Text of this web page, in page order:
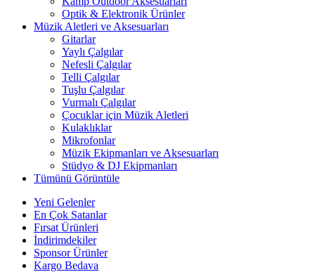
Optik & Elektronik Ürünler
Müzik Aletleri ve Aksesuarları
Gitarlar
Yaylı Çalgılar
Nefesli Çalgılar
Telli Çalgılar
Tuşlu Çalgılar
Vurmalı Çalgılar
Çocuklar için Müzik Aletleri
Kulaklıklar
Mikrofonlar
Müzik Ekipmanları ve Aksesuarları
Stüdyo & DJ Ekipmanları
Tümünü Görüntüle
Yeni Gelenler
En Çok Satanlar
Fırsat Ürünleri
İndirimdekiler
Sponsor Ürünler
Kargo Bedava